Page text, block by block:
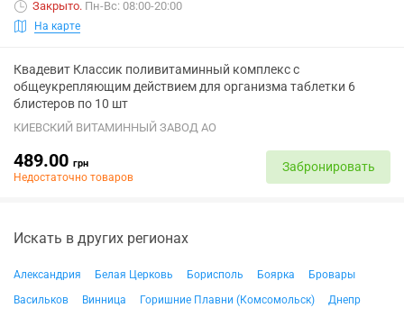
Закрыто. Пн-Вс: 08:00-20:00
На карте
Квадевит Классик поливитаминный комплекс с
общеукрепляющим действием для организма таблетки 6
блистеров по 10 шт
КИЕВСКИЙ ВИТАМИННЫЙ ЗАВОД АО
489.00 грн
Недостаточно товаров
Забронировать
Искать в других регионах
Александрия Белая Церковь Борисполь Боярка
Бровары
Васильков
Винница Горишние Плавни (Комсомольск)
Днепр